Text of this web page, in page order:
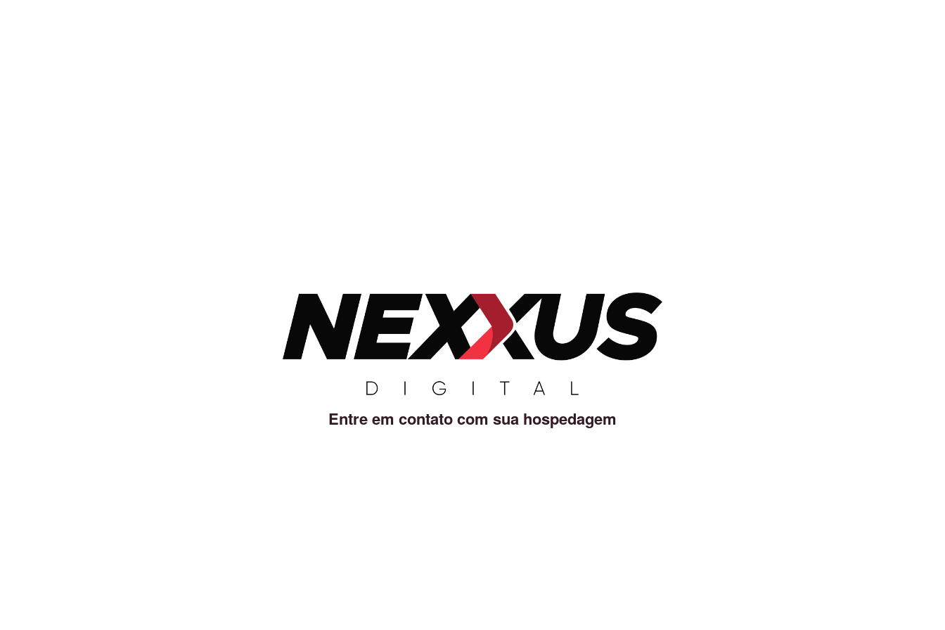
Entre em contato com sua hospedagem